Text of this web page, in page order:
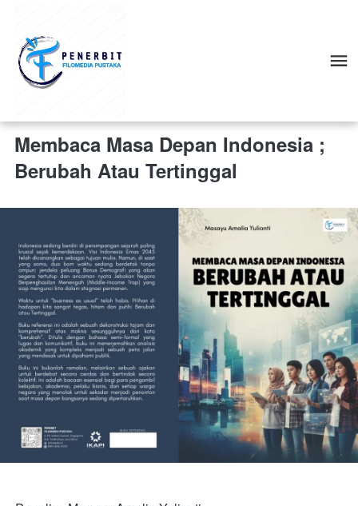
Membaca Masa Depan Indonesia ;
Berubah Atau Tertinggal